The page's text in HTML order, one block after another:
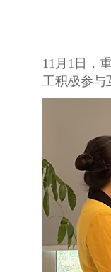
11月1日，
工积极参与